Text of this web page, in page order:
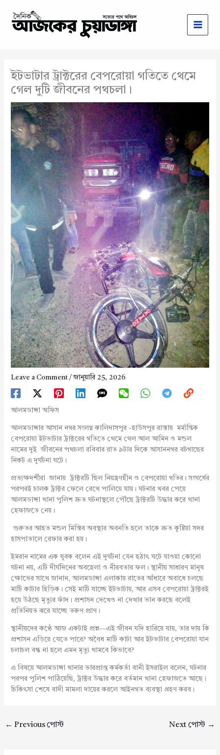
content
ইটভাটার ট্রাক্টরের বেপরোয়া গতিতে থেমে
গেল দুটি জীবনের পথচলা।
Leave a Comment /জানুয়ারি 25, 2026
আলমডাঙ্গা অফিস
আলমডাঙ্গার আসান নগর সংলগ্ন কালিদাসপুর -হাউসপুর রাস্তায় মর্মান্তিক
বেপরোয়া ইটভাটার ট্রাক্টরের গতিতে থেমে গেল আল আমিন ও মন্ডল
নামের দুই জীবনের পথচলা রবিবার রাত ৯টার দিকে আসাননগর বটগাছের
নিকট এ দুর্ঘটনা ঘটে।
প্রত্যক্ষদর্শীরা জানায় ট্রাক্টরটি ছিল নিয়ন্ত্রণহীন ও বেপরোয়া গতির। সংঘর্ষের
পরপরই চালক ট্রাক্টর ফেলে রেখে পালিয়ে যায়। ঘটনার খবর পেয়ে
আলমডাঙ্গা থানা পুলিশ দ্রুত ঘটনাস্থলে পৌঁছে ট্রাক্টরটি উদ্ধার করে থানা
হেফাজতে নেয়।
গুরুতর আহত মন্ডল মিস্তির অবস্থার অবনতি হলে তাকে দ্রুত কুষ্টিয়া সদর
হাসপাতালে রেফার করা হয়।
ইমরান নামের এক যুবক বলেন এই দুর্ঘটনা যেন হঠাৎ ঘটে যাওয়া কোনো
ঘটনা নয়, এটি দীর্ঘদিনের অবহেলা ও নীরবতার ফল। স্থানীয় সাধারণ মানুষ
ক্ষোভের সাথে জানান, আলমডাঙ্গা এলাকায় রাতের আঁধারে অবাধে চলছে
মাটি কাটার হিড়িক। সেই মাটি যাচ্ছে ইটভাটায়, আর এসব বেপরোয়া ট্রাক্টরই
হয়ে উঠছে মৃত্যুর ফাঁদ। প্রশাসন দেখেও না দেখার ভান করছে বলেই
প্রতিনিয়ত ঝরে যাচ্ছে তরুণ প্রাণ।
স্থানীয়দের কণ্ঠে আজ একটাই প্রশ্ন—এই জীবন যদি হারিয়ে যায়, তার দায় কি
প্রশাসন এড়িয়ে যেতে পারে? অবৈধ মাটি কাটা আর ইটভাটার বেপরোয়া যান
চলাচল বন্ধ না হলে এমন মৃত্যু থামবে কিভাবে?
এ বিষয়ে আলমডাঙ্গা থানার ভারপ্রাপ্ত কর্মকর্তা বানী ইসরাইল বলেন, ঘটনার
পরপর পুলিশ পাঠিয়েছি, ট্রাক্টর উদ্ধার করে বর্তমান থানা হেফাজতে আছে।
চিকিৎসা শেষে বাদী মামলা দায়ের করলে আইনগত ব্যবস্থা গ্রহণ করব।
← Previous পোস্ট Next পোস্ট →